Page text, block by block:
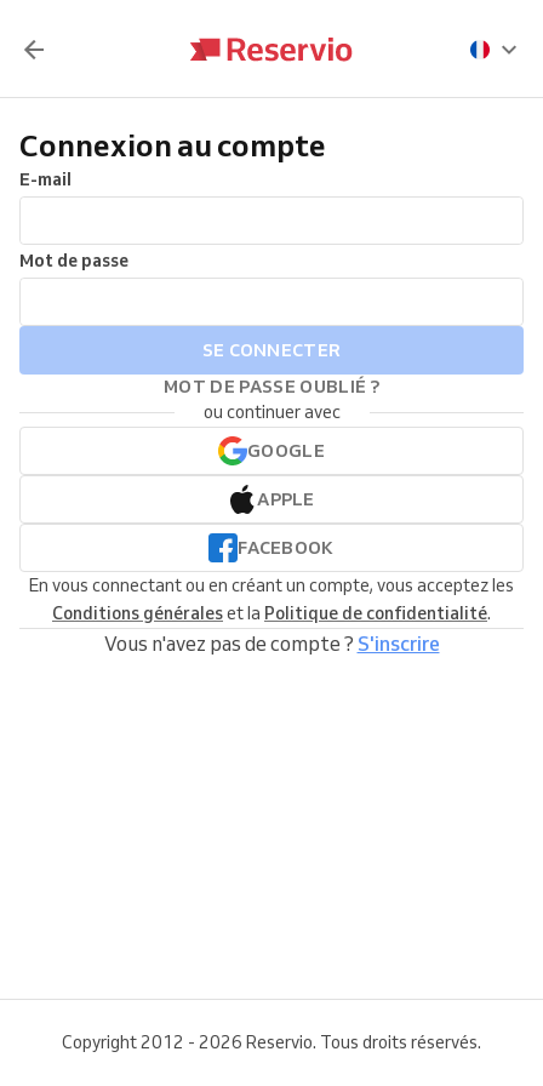
Connexion au compte
E-mail
Mot de passe
SE CONNECTER
MOT DE PASSE OUBLIÉ ?
ou continuer avec
GOOGLE
APPLE
FACEBOOK
En vous connectant ou en créant un compte, vous acceptez les
Conditions généraleset la Politique de confidentialité.
Vous n'avez pas de compte ? S'inscrire
Copyright 2012 - 2026 Reservio. Tous droits réservés.